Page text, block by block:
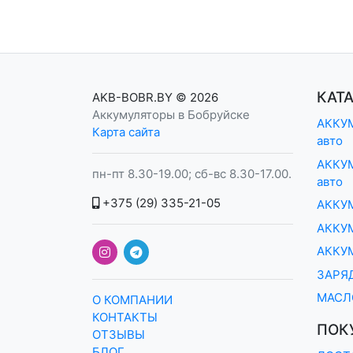
AKB-BOBR.BY © 2026
Аккумуляторы в Бобруйске
Карта сайта
пн-пт 8.30-19.00; сб-вс 8.30-17.00.
+375 (29) 335-21-05
О КОМПАНИИ
КОНТАКТЫ
ОТЗЫВЫ
авто
авто